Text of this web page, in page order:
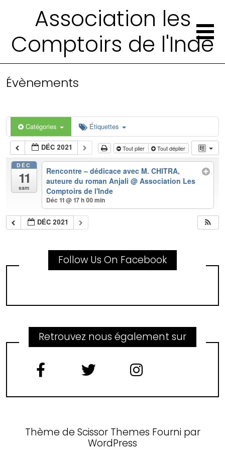
Association les
Comptoirs de l'Inde
Évènements
Catégories Étiquettes
DÉC 2021 Tout plier Tout déplier
DÉC
11
sam
Rencontre – dédicace avec M. CHITRA,
auteure du roman Anjali@ Association Les
Comptoirs de l'Inde
Déc 11 @ 17 h 00 min
DÉC 2021
Follow Us On Facebook
Retrouvez nous également sur
Thème de Scissor Themes Fourni par
WordPress